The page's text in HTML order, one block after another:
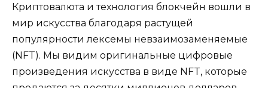
Криптовалюта и технология блокчейн вошли в
мир искусства благодаря растущей
популярности лексемы невзаимозаменяемые
(NFT). Мы видим оригинальные цифровые
произведения искусства в виде NFT, которые